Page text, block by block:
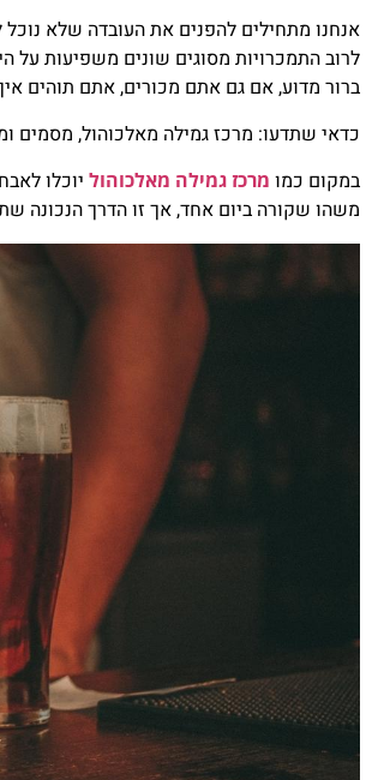
אנחנו מתחילים להפנים את העובדה שלא
לרוב התמכרויות מסוגים שונים משפיעות על
ברור מדוע, אם גם אתם מכורים, אתם תוהים
כדאי שתדעו: מרכז גמילה מאלכוהול, מסמים
במקום כמו מרכז גמילה מאלכוהול יוכלו
משהו שקורה ביום אחד, אך זו הדרך הנכונה